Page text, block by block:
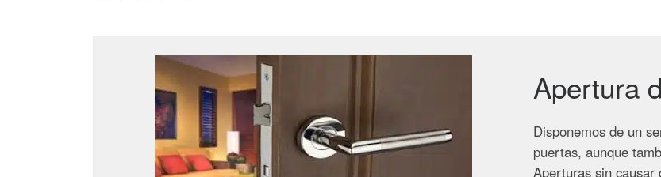
Apertura
Disponemos de un
puertas, aunque
Aperturas sin causar